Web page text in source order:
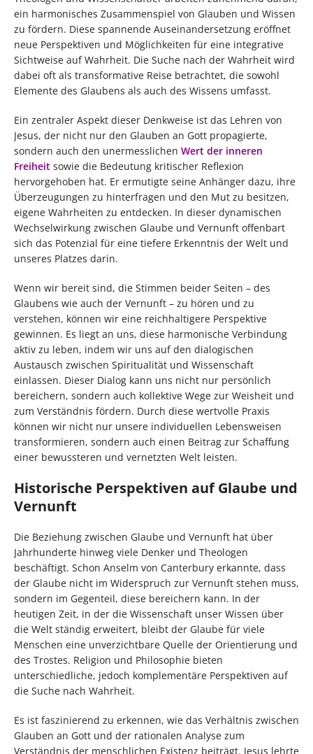
ein harmonisches Zusammenspiel von Glauben und Wissen
zu fördern. Diese spannende Auseinandersetzung eröffnet
neue Perspektiven und Möglichkeiten für eine integrative
Sichtweise auf Wahrheit. Die Suche nach der Wahrheit wird
dabei oft als transformative Reise betrachtet, die sowohl
Elemente des Glaubens als auch des Wissens umfasst.
Ein zentraler Aspekt dieser Denkweise ist das Lehren von
Jesus, der nicht nur den Glauben an Gott propagierte,
sondern auch den unermesslichen Wert der inneren
Freiheit sowie die Bedeutung kritischer Reflexion
hervorgehoben hat. Er ermutigte seine Anhänger dazu, ihre
Überzeugungen zu hinterfragen und den Mut zu besitzen,
eigene Wahrheiten zu entdecken. In dieser dynamischen
Wechselwirkung zwischen Glaube und Vernunft offenbart
sich das Potenzial für eine tiefere Erkenntnis der Welt und
unseres Platzes darin.
Wenn wir bereit sind, die Stimmen beider Seiten – des
Glaubens wie auch der Vernunft – zu hören und zu
verstehen, können wir eine reichhaltigere Perspektive
gewinnen. Es liegt an uns, diese harmonische Verbindung
aktiv zu leben, indem wir uns auf den dialogischen
Austausch zwischen Spiritualität und Wissenschaft
einlassen. Dieser Dialog kann uns nicht nur persönlich
bereichern, sondern auch kollektive Wege zur Weisheit und
zum Verständnis fördern. Durch diese wertvolle Praxis
können wir nicht nur unsere individuellen Lebensweisen
transformieren, sondern auch einen Beitrag zur Schaffung
einer bewussteren und vernetzten Welt leisten.
Historische Perspektiven auf Glaube und
Vernunft
Die Beziehung zwischen Glaube und Vernunft hat über
Jahrhunderte hinweg viele Denker und Theologen
beschäftigt. Schon Anselm von Canterbury erkannte, dass
der Glaube nicht im Widerspruch zur Vernunft stehen muss,
sondern im Gegenteil, diese bereichern kann. In der
heutigen Zeit, in der die Wissenschaft unser Wissen über
die Welt ständig erweitert, bleibt der Glaube für viele
Menschen eine unverzichtbare Quelle der Orientierung und
des Trostes. Religion und Philosophie bieten
unterschiedliche, jedoch komplementäre Perspektiven auf
die Suche nach Wahrheit.
Es ist faszinierend zu erkennen, wie das Verhältnis zwischen
Glauben an Gott und der rationalen Analyse zum
Verständnis der menschlichen Existenz beiträgt. Jesus lehrte